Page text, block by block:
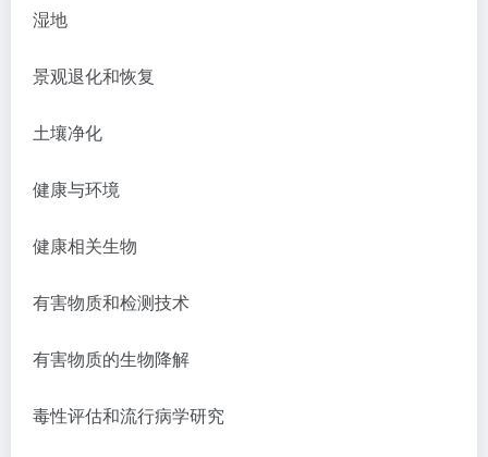
湿地
景观退化和恢复
土壤净化
健康与环境
健康相关生物
有害物质和检测技术
有害物质的生物降解
毒性评估和流行病学研究